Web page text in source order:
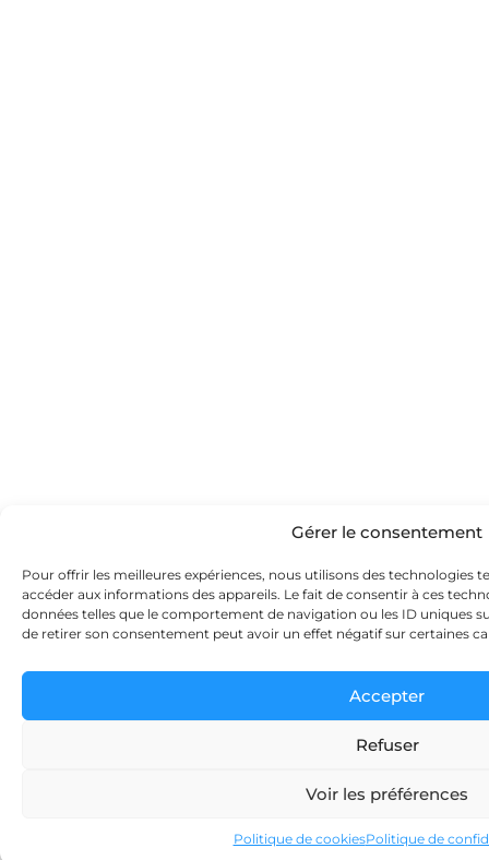
Gérer le consentement
Pour offrir les meilleures expériences, nous utilisons des technologies
accéder aux informations des appareils. Le fait de consentir à ces
données telles que le comportement de navigation ou les ID uniques
de retirer son consentement peut avoir un effet négatif sur certaines
Accepter
Refuser
Voir les préférences
Politique de cookiesPolitique de